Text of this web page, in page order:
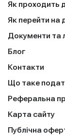
Як проходить
Як перейти на
Документи та
Блог
Контакти
Що таке
Реферальна
Карта сайту
Публічна